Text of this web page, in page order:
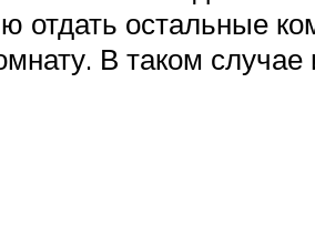
отдать остальные
В таком